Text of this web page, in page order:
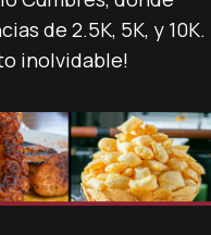
de 2.5K, 5K, y 10K.
inolvidable!